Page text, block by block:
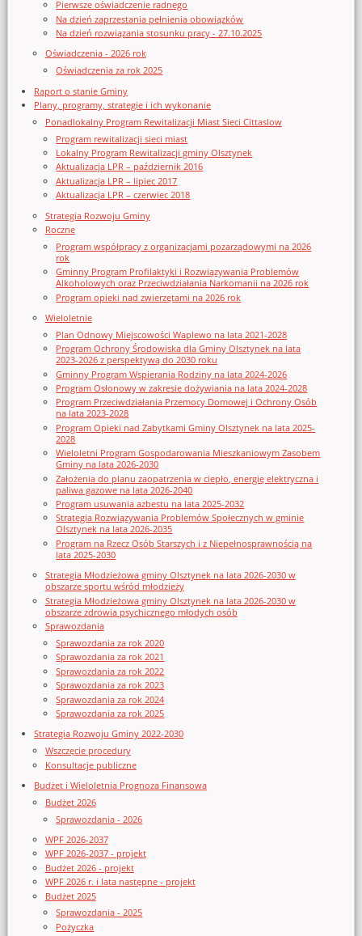
Pierwsze oświadczenie radnego
Na dzień zaprzestania pełnienia obowiązków
Na dzień rozwiązania stosunku pracy - 27.10.2025
Oświadczenia - 2026 rok
Oświadczenia za rok 2025
Raport o stanie Gminy
Plany, programy, strategie i ich wykonanie
Ponadlokalny Program Rewitalizacji Miast Sieci Cittaslow
Program rewitalizacji sieci miast
Lokalny Program Rewitalizacji gminy Olsztynek
Aktualizacja LPR – październik 2016
Aktualizacja LPR – lipiec 2017
Aktualizacja LPR – czerwiec 2018
Strategia Rozwoju Gminy
Roczne
Program współpracy z organizacjami pozarządowymi na 2026
rok
Gminny Program Profilaktyki i Rozwiązywania Problemów
Alkoholowych oraz Przeciwdziałania Narkomanii na 2026 rok
Program opieki nad zwierzętami na 2026 rok
Wieloletnie
Plan Odnowy Miejscowości Waplewo na lata 2021-2028
Program Ochrony Środowiska dla Gminy Olsztynek na lata
2023-2026 z perspektywą do 2030 roku
Gminny Program Wspierania Rodziny na lata 2024-2026
Program Osłonowy w zakresie dożywiania na lata 2024-2028
Program Przeciwdziałania Przemocy Domowej i Ochrony Osób
na lata 2023-2028
Program Opieki nad Zabytkami Gminy Olsztynek na lata 2025-
2028
Wieloletni Program Gospodarowania Mieszkaniowym Zasobem
Gminy na lata 2026-2030
Założenia do planu zaopatrzenia w ciepło, energię elektryczna i
paliwa gazowe na lata 2026-2040
Program usuwania azbestu na lata 2025-2032
Strategia Rozwiązywania Problemów Społecznych w gminie
Olsztynek na lata 2026-2035
Program na Rzecz Osób Starszych i z Niepełnosprawnością na
lata 2025-2030
Strategia Młodzieżowa gminy Olsztynek na lata 2026-2030 w
obszarze sportu wśród młodzieży
Strategia Młodzieżowa gminy Olsztynek na lata 2026-2030 w
obszarze zdrowia psychicznego młodych osób
Sprawozdania
Sprawozdania za rok 2020
Sprawozdania za rok 2021
Sprawozdania za rok 2022
Sprawozdania za rok 2023
Sprawozdania za rok 2024
Sprawozdania za rok 2025
Strategia Rozwoju Gminy 2022-2030
Wszczęcie procedury
Konsultacje publiczne
Budżet i Wieloletnia Prognoza Finansowa
Budżet 2026
Sprawozdania - 2026
WPF 2026-2037
WPF 2026-2037 - projekt
Budżet 2026 - projekt
WPF 2026 r. i lata następne - projekt
Budżet 2025
Sprawozdania - 2025
Pożyczka